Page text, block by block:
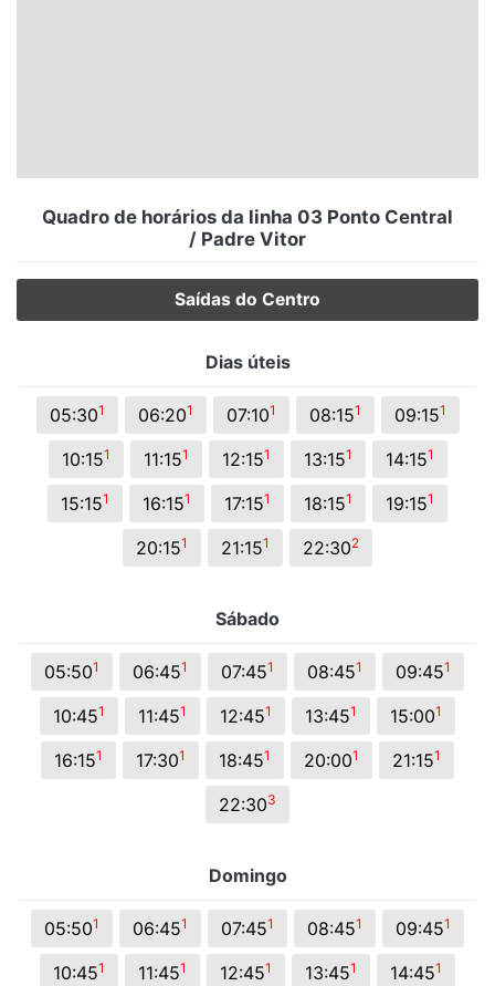
Quadro de horários da linha 03 Ponto Central
/ Padre Vitor
Saídas do Centro
Dias úteis
05:301 06:201 07:101 08:151 09:151
10:151 11:151 12:151 13:151 14:151
15:151 16:151 17:151 18:151 19:151
20:151 21:151 22:302
Sábado
05:501 06:451 07:451 08:451 09:451
10:451 11:451 12:451 13:451 15:001
16:151 17:301 18:451 20:001 21:151
22:303
Domingo
05:501 06:451 07:451 08:451 09:451
10:451 11:451 12:451 13:451 14:451